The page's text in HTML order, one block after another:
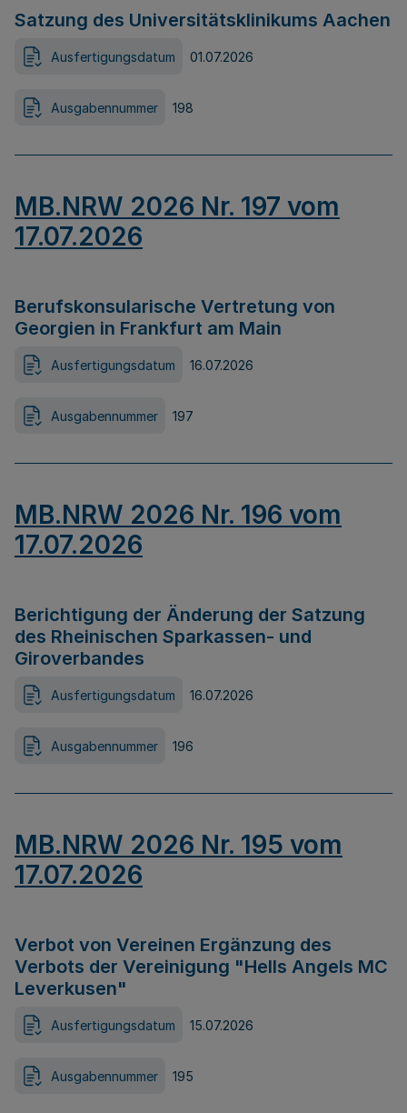
Satzung des Universitätsklinikums Aachen
Ausfertigungsdatum 01.07.2026
Ausgabennummer 198
MB.NRW 2026 Nr. 197 vom
17.07.2026
Berufskonsularische Vertretung von
Georgien in Frankfurt am Main
Ausfertigungsdatum 16.07.2026
Ausgabennummer 197
MB.NRW 2026 Nr. 196 vom
17.07.2026
Berichtigung der Änderung der Satzung
des Rheinischen Sparkassen- und
Giroverbandes
Ausfertigungsdatum 16.07.2026
Ausgabennummer 196
MB.NRW 2026 Nr. 195 vom
17.07.2026
Verbot von Vereinen Ergänzung des
Verbots der Vereinigung "Hells Angels MC
Leverkusen"
Ausfertigungsdatum 15.07.2026
Ausgabennummer 195